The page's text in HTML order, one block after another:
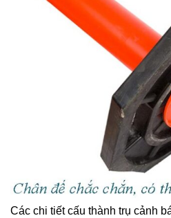
Các chi tiết cấu thành trụ cảnh